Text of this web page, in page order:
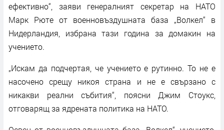
ефективно“, заяви генералният секретар на НАТО
Марк Рюте от военновъздушната база „Волкел“ в
Нидерландия, избрана тази година за домакин на
учението.
„Искам да подчертая, че учението е рутинно. То не е
насочено срещу никоя страна и не е свързано с
никакви реални събития“, поясни Джим Стоукс,
отговарящ за ядрената политика на НАТО.